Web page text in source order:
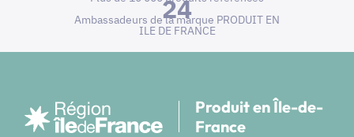
24
Ambassadeurs de la marque PRODUIT EN
ILE DE FRANCE
Produit en Île-de-
France